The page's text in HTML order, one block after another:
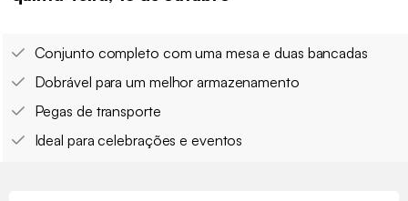
Conjunto completo com uma mesa e duas bancadas
Dobrável para um melhor armazenamento
Pegas de transporte
Ideal para celebrações e eventos